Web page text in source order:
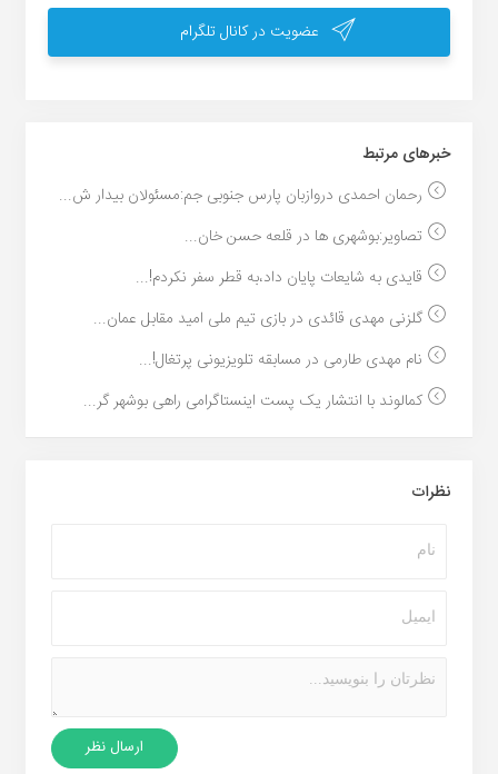
عضویت در کانال تلگرام
خبر‌های مرتبط
رحمان احمدی دروازبان پارس جنوبی جم:مسئولان بیدار ش...
تصاویر:بوشهری ها در قلعه حسن خان...
قایدی به شایعات پایان داد،به قطر سفر نکردم!...
گلزنی مهدی قائدی در بازی تیم ملی امید مقابل عمان...
نام مهدی طارمی در مسابقه تلویزیونی پرتغال!...
کمالوند با انتشار یک پست اینستاگرامی راهی بوشهر گر...
نظرات